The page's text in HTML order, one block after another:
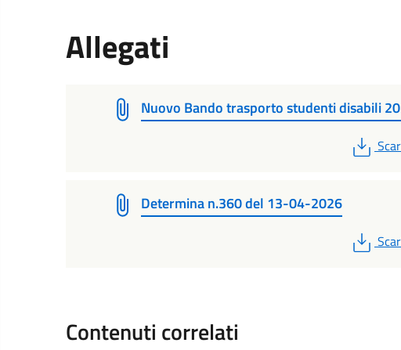
Allegati
Nuovo Bando trasporto studenti disabili
PDF
Determina n.360 del 13-04-2026
PDF
Contenuti correlati